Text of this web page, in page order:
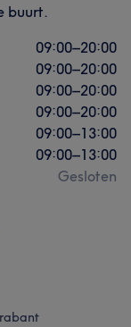
buurt.
09:00–20:00
09:00–20:00
09:00–20:00
09:00–20:00
09:00–13:00
09:00–13:00
Gesloten